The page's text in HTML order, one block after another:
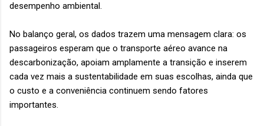
desempenho ambiental.
No balanço geral, os dados trazem uma mensagem clara: os
passageiros esperam que o transporte aéreo avance na
descarbonização, apoiam amplamente a transição e inserem
cada vez mais a sustentabilidade em suas escolhas, ainda que
o custo e a conveniência continuem sendo fatores
importantes.